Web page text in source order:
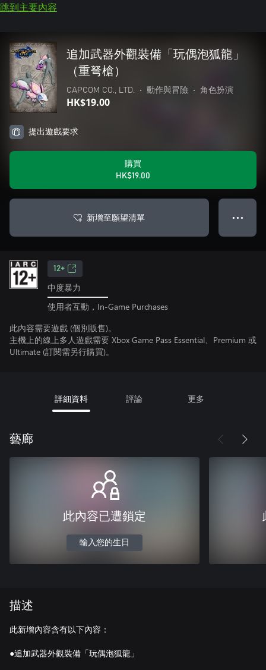
跳到主要內容
追加武器外觀裝備「玩偶泡狐龍」
（重弩槍）
CAPCOM CO., LTD. • 動作與冒險 • 角色扮演
HK$19.00
提出遊戲要求
購買
HK$19.00
新增至願望清單 ● ● ●
12+
中度暴力
使用者互動，In-Game Purchases
此內容需要遊戲 (個別販售)。
主機上的線上多人遊戲需要 Xbox Game Pass Essential、Premium 或
Ultimate (訂閱需另行購買)。
詳細資料 評論 更多
藝廊
此內容已遭鎖定
輸入您的生日
描述
此新增內容含有以下內容：
●追加武器外觀裝備「玩偶泡狐龍」